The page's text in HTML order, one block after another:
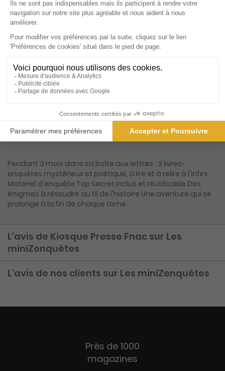
-10%
Abonnement 3 mois
40€41 Tarif Kiosque : 44€ 90
Tarif France métropolitaine
Renouvellement à date d’anniversaire
Présentation du magazine Les
miniZenquêtes
Pendant 3 mois dans sa boîte aux lettres : 3 livres-
enquêtes mystérieux et poétique, à lire et à relire à l'infini
Matériel d'enquête Top Secret inclus et réutilisable Des
énigmes à résoudre au fil de l'histoire Une aventure qui se
prolonge à la fin de chaque tome
L'avis de Kiosque Presse Fnac sur Les
miniZenquêtes
L'avis de nos clients sur Les miniZenquêtes
Près de 1000
magazines